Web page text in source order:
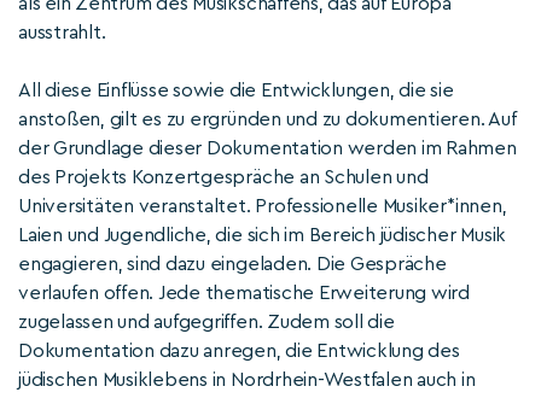
ausstrahlt.
All diese Einflüsse sowie die Entwicklungen, die sie
anstoßen, gilt es zu ergründen und zu dokumentieren. Auf
der Grundlage dieser Dokumentation werden im Rahmen
des Projekts Konzertgespräche an Schulen und
Universitäten veranstaltet. Professionelle Musiker*innen,
Laien und Jugendliche, die sich im Bereich jüdischer Musik
engagieren, sind dazu eingeladen. Die Gespräche
verlaufen offen. Jede thematische Erweiterung wird
zugelassen und aufgegriffen. Zudem soll die
Dokumentation dazu anregen, die Entwicklung des
jüdischen Musiklebens in Nordrhein-Westfalen auch in